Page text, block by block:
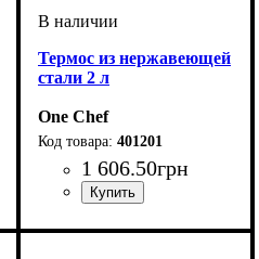
Термос из нержавеющей
стали 2 л
One Chef
401201
1 606.50грн